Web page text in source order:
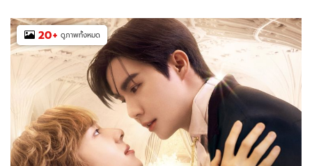
20+ ดูภาพทั้งหมด